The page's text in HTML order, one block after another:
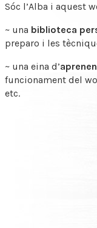
Sóc l’Alba i aquest
~ una biblioteca
preparo i les
~ una eina d’
funcionament del
etc.